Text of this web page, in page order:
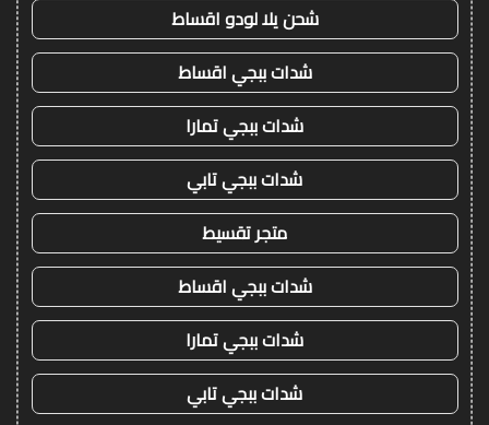
شحن يلا لودو اقساط
شدات ببجي اقساط
شدات ببجي تمارا
شدات ببجي تابي
متجر تقسيط
شدات ببجي اقساط
شدات ببجي تمارا
شدات ببجي تابي